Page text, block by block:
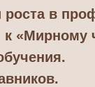
роста в
«Мирному